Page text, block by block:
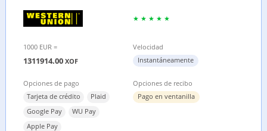
1000 EUR =
1311914.00 XOF
Velocidad
Instantáneamente
Opciones de pago
Tarjeta de crédito
Plaid
Google Pay
WU Pay
Apple Pay
Opciones de recibo
Pago en ventanilla